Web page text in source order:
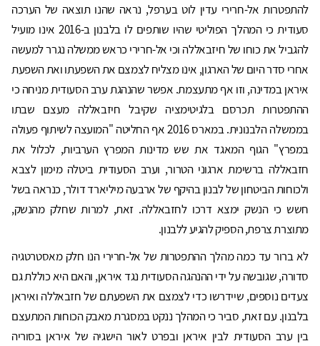
להתפטרות אל-חרירי עדין לוט בערפל, נראה שהנו תוצאה של הערכה
סעודית כי המהלך הפוליטי שהיו שותפים לו בלבנון ב-2016 אינו מועיל
להגביל את כוחו של חיזבאללה וכי אל-חרירי כראש ממשלה נגרר למעשה
אחרי סדר היום של הארגון, אינו מצליח לצמצם את השפעתו ואת השפעת
איראן במדינה, וזו אף מתעצמת. אפשר שהנהגת ערב הסעודית מניחה כי
ההתפטרות תכרסם בלגיטימציה שקיבל חיזבאללה מעצם שבתו
בממשלה הלבנונית. במארס 2016 אף החליטה "המועצה לשיתוף פעולה
במפרץ" הגוף המאגד את שש מדינות המפרץ הערביות, לכלול את
חזבאללה ברשימת ארגוני הטרור, וערב הסעודית ביטלה מימון לצבא
ולכוחות הביטחון של לבנון בהיקף של ארבעה מיליארד דולר, כנראה בשל
חשש כי הנשק ימצא דרכו לחזבאללה. זאת, למרות שחלק מהנשק,
מתוצרת צרפת, הספיק להגיע ללבנון.
לא ברור עד כמה מהלך ההתפטרות של אל-חרירי הנו חלק מאסטרטגיה
סדורה, שגובשה על ידי ההנהגה הסעודית נגד איראן, והאם היא כוללת גם
צעדים נוספים, שיידרשו כדי לצמצם את השפעתם של חזבאללה ואיראן
בלבנון. עם זאת, סביר כי המהלך ננקט במסגרת מאבק הכוחות המתעצם
בין ערב הסעודית לבין איראן ובפרט לאור הישגיה של איראן בסוריה